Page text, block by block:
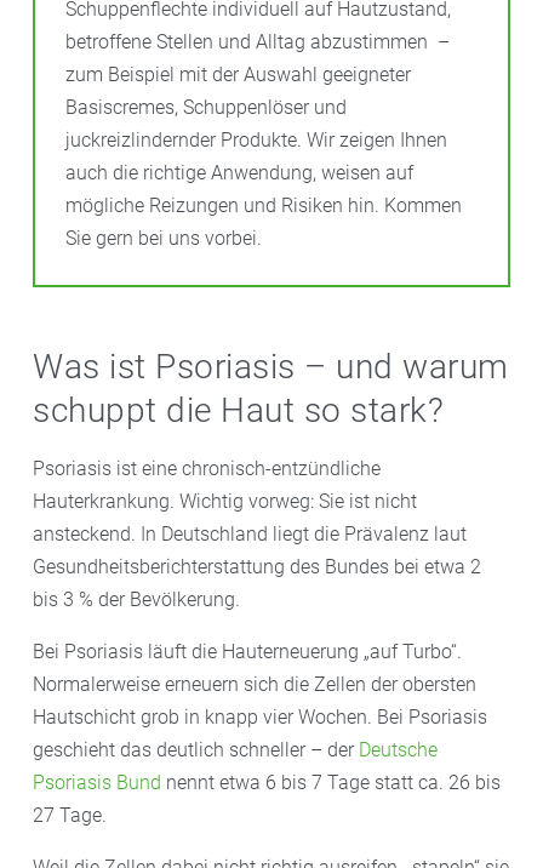
Schuppenflechte individuell auf Hautzustand,
betroffene Stellen und Alltag abzustimmen –
zum Beispiel mit der Auswahl geeigneter
Basiscremes, Schuppenlöser und
juckreizlindernder Produkte. Wir zeigen Ihnen
auch die richtige Anwendung, weisen auf
mögliche Reizungen und Risiken hin. Kommen
Sie gern bei uns vorbei.
Was ist Psoriasis – und warum
schuppt die Haut so stark?
Psoriasis ist eine chronisch-entzündliche
Hauterkrankung. Wichtig vorweg: Sie ist nicht
ansteckend. In Deutschland liegt die Prävalenz laut
Gesundheitsberichterstattung des Bundes bei etwa 2
bis 3 % der Bevölkerung.
Bei Psoriasis läuft die Hauterneuerung „auf Turbo“.
Normalerweise erneuern sich die Zellen der obersten
Hautschicht grob in knapp vier Wochen. Bei Psoriasis
geschieht das deutlich schneller – der Deutsche
Psoriasis Bund nennt etwa 6 bis 7 Tage statt ca. 26 bis
27 Tage.